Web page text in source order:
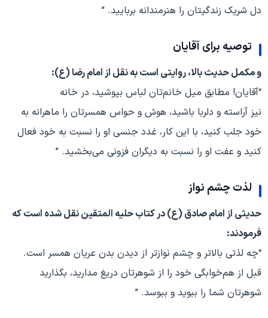
دل شریک زندگیتان را هنرمندانه بربایید. ”
توصیه برای آقایان
و مکمل حدیث بالا، روایتی است به نقل از امام رضا (ع):
“آقایان! مطابق میل خانم‌تان لباس بپوشید، در خانه
نیز آراسته و دلربا باشید، هوش و حواس همسرتان را ماهرانه به
خود جلب کنید، با این کار، غدد جنسی او را نسبت به خود فعال
کنید و عفت او را نسبت به دیگران فزونی می‌بخشید. ”
لذت چشم نواز
حدیثی از امام صادق (ع) در کتاب حلیه المتقین نقل شده است که
فرمودند:
“چه لذتی بالاتر و چشم نوازتر از دیدن بدن عریان همسر است.
قبل از هم‌خوابگی خود را از شوهرتان دریغ مدارید، بگذارید
شوهرتان شما را ببوید و ببوسد. ”